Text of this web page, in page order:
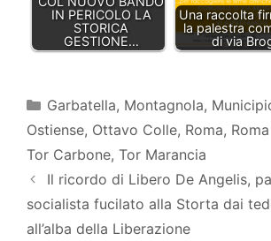
IN PERICOLO LA
STORICA
GESTIONE…
Una raccolta
la palestra
di via
Categorie
Garbatella, Montagnola,
Ostiense, Ottavo Colle, Roma,
Tor Carbone, Tor Marancia
Il ricordo di Libero De Angelis,
socialista fucilato alla Storta dai
all’alba della Liberazione